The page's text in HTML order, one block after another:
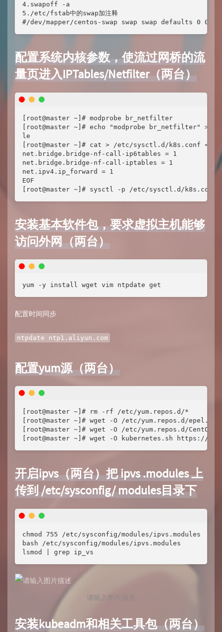
4.swapoff -a
5./etc/fstab中的swap加注释
#/dev/mapper/centos-swap swap swap defaults 0 0
配置系统内核参数，使流过网桥的流
量页进入IPTables/Netfilter（两台）
[root@master ~]# modprobe br_netfilter
[root@master ~]# echo "modprobe br_netfilter" >>
le
[root@master ~]# cat > /etc/sysctl.d/k8s.conf
net.bridge.bridge-nf-call-ip6tables = 1
net.bridge.bridge-nf-call-iptables = 1
net.ipv4.ip_forward = 1
EOF
[root@master ~]# sysctl -p /etc/sysctl.d/k8s.conf
安装基本软件包，要求虚拟主机能够
访问外网（两台）
yum -y install wget vim ntpdate get
配置时间同步
ntpdate ntp1.aliyun.com
配置yum源（两台）
[root@master ~]# rm -rf /etc/yum.repos.d/*
[root@master ~]# wget -O /etc/yum.repos.d/
[root@master ~]# wget -O /etc/yum.repos.d/
[root@master ~]# wget -O kubernetes.sh https://
开启ipvs（两台）把 ipvs .modules 上
传到 /etc/sysconfig/ modules目录下
chmod 755 /etc/sysconfig/modules/ipvs.modules
bash /etc/sysconfig/modules/ipvs.modules
lsmod | grep ip_vs
请输入图片描述
安装kubeadm和相关工具包（两台）